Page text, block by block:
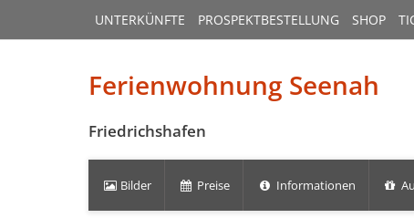
UNTERKÜNFTE PROSPEKTBESTELLUNG SHOP
Ferienwohnung Seenah
Friedrichshafen
Bilder Preise Informationen